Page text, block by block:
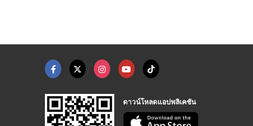
ดาวน์โหลดแอปพลิเคชัน